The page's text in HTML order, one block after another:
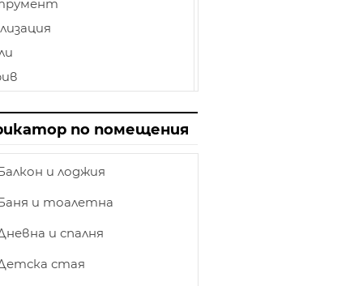
таван
по помещения
и лоджия
и тоалетна
и спалня
стая